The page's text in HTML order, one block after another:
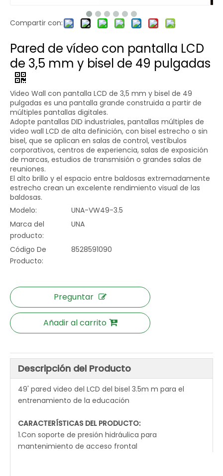
Compartir con:
Pared de vídeo con pantalla LCD
de 3,5 mm y bisel de 49 pulgadas
Video Wall con pantalla LCD de 3,5 mm y bisel de 49
pulgadas es una pantalla grande construida a partir de
múltiples pantallas digitales.
Adopte pantallas DID industriales, pantallas múltiples de
video wall LCD de alta definición, con bisel estrecho o sin
bisel, que se aplican en salas de control, vestíbulos
corporativos, centros de experiencia, salas de exposición
de marcas, estudios de transmisión o grandes salas de
reuniones.
El alto brillo y el espacio entre baldosas extremadamente
estrecho crean un excelente rendimiento visual de las
baldosas.
Modelo:
UNA-VW49-3.5
Marca del
producto:
UNA
Código De
Producto:
8528591090
Preguntar
Añadir al carrito
Descripción del Producto
49' pared video del LCD del bisel 3.5m m para el
entrenamiento de la educación
CARACTERÍSTICAS DEL PRODUCTO:
1.Con soporte de presión hidráulica para
mantenimiento de acceso frontal